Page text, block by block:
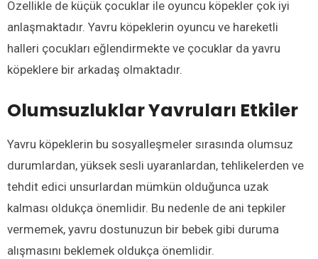
Özellikle de küçük çocuklar ile oyuncu köpekler çok iyi
anlaşmaktadır. Yavru köpeklerin oyuncu ve hareketli
halleri çocukları eğlendirmekte ve çocuklar da yavru
köpeklere bir arkadaş olmaktadır.
Olumsuzluklar Yavruları Etkiler
Yavru köpeklerin bu sosyalleşmeler sırasında olumsuz
durumlardan, yüksek sesli uyaranlardan, tehlikelerden ve
tehdit edici unsurlardan mümkün olduğunca uzak
kalması oldukça önemlidir. Bu nedenle de ani tepkiler
vermemek, yavru dostunuzun bir bebek gibi duruma
alışmasını beklemek oldukça önemlidir.